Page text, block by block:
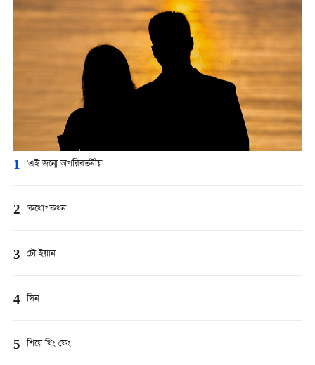
1 'এই জন্মে অপরিবর্তনীয়'
2 'কথোপকথন'
3 চৌ ইয়ান
4 সিন
5 শিয়ে থিং ফেং